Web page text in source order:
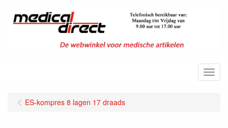
Menu
ES-kompres 8 lagen 17 draads